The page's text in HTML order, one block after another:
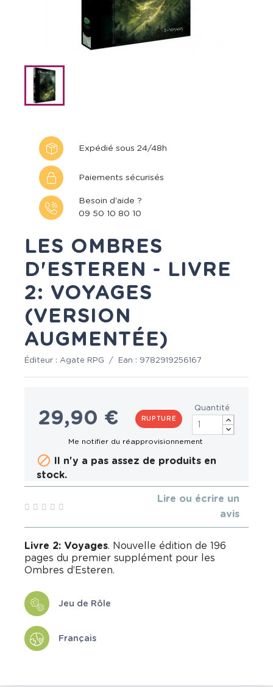
Expédié sous 24/48h
Paiements sécurisés
Besoin d'aide ?
09 50 10 80 10
LES OMBRES
D'ESTEREN - LIVRE
2: VOYAGES
(VERSION
AUGMENTÉE)
Éditeur : Agate RPG / Ean : 9782919256167
29,90 € RUPTURE
Quantité
 Il n'y a pas assez de produits en
stock.
Lire ou écrire un
avis
Livre 2: Voyages. Nouvelle édition de 196
pages du premier supplément pour les
Ombres d’Esteren.
Jeu de Rôle
Français